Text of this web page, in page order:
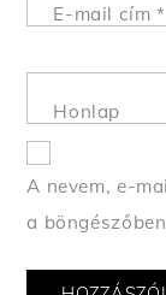
E-mail cím*
Honlap
A nevem, e-
a